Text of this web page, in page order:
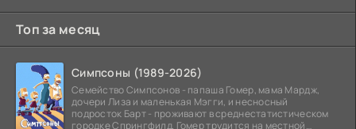
Топ за месяц
Симпсоны (1989-2026)
Семейство Симпсонов - папаша Гомер, мама Мардж,
дочери Лиза и маленькая Мэгги, и несносный
подросток Барт - проживают в среднестатистическом
городке Спрингфилд. Гомер трудится на местной